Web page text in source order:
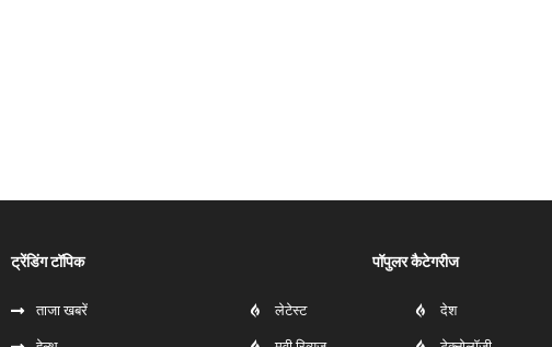
ट्रेंडिंग टॉपिक
ताजा खबरें
पॉपुलर कैटेगरीज
लेटेस्ट देश